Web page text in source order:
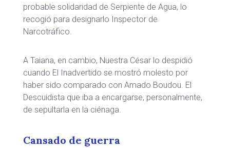
probable solidaridad de Serpiente de Agua, lo
recogió para designarlo Inspector de
Narcotráfico.
A Taiana, en cambio, Nuestra César lo despidió
cuando El Inadvertido se mostró molesto por
haber sido comparado con Amado Boudou. El
Descuidista que iba a encargarse, personalmente,
de sepultarla en la ciénaga.
Cansado de guerra